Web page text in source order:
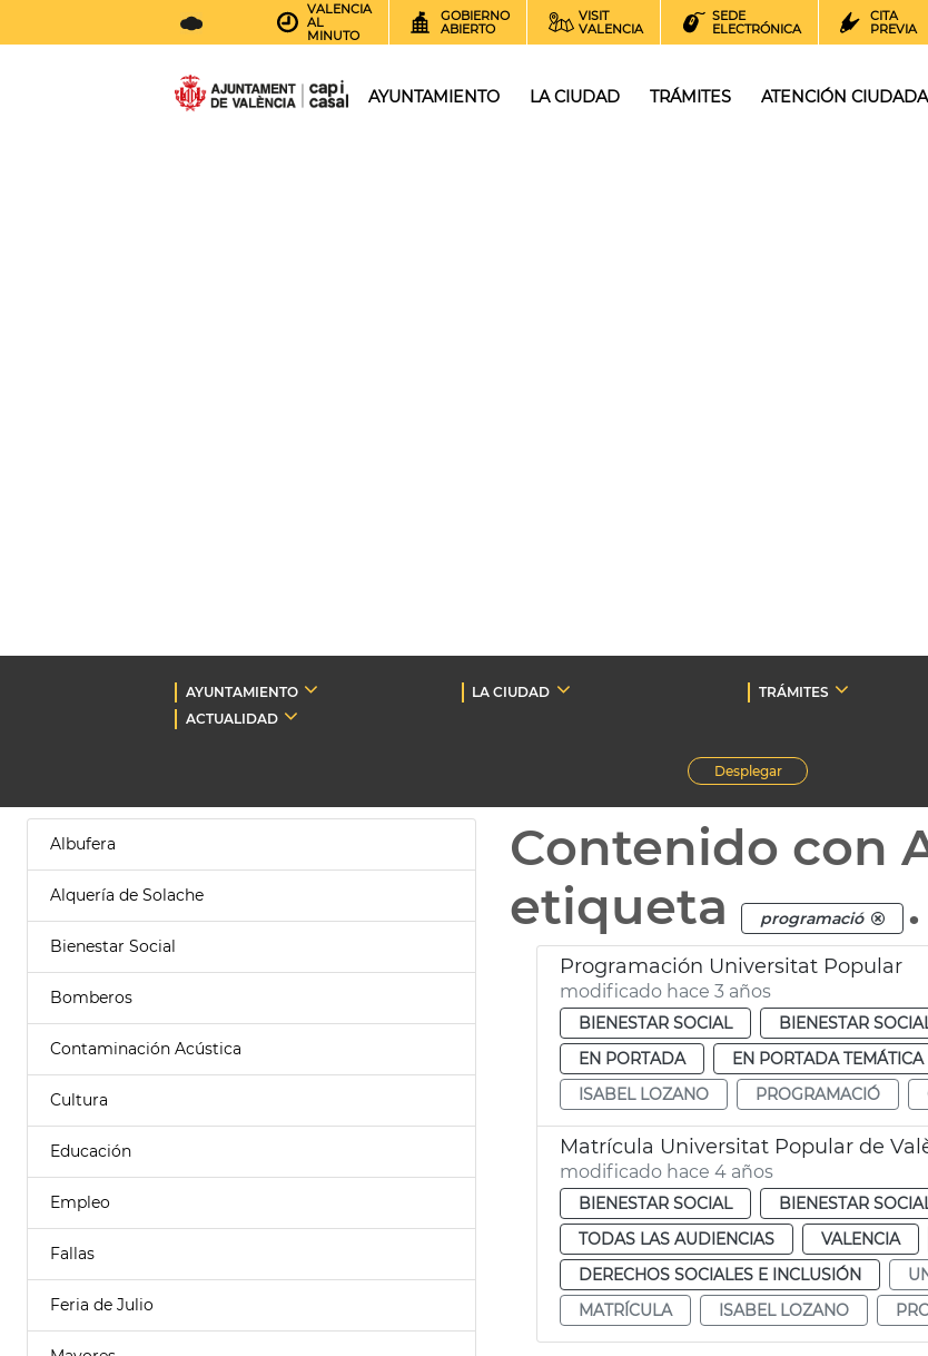
AEMET.GRADOS
VALENCIA
AL
MINUTO
GOBIERNO
ABIERTO
VISIT
VALENCIA
SEDE
ELECTRÓNICA
CITA
PREVIA
AYUNTAMIENTO LA CIUDAD TRÁMITES ATENCIÓN
AYUNTAMIENTO LA CIUDAD TRÁMITES
ACTUALIDAD
Desplegar
Albufera
Alquería de Solache
Bienestar Social
Bomberos
Contaminación Acústica
Cultura
Educación
Empleo
Fallas
Feria de Julio
Contenido con
etiqueta
programació .
Programación Universitat Popular
modificado hace 3 años
BIENESTAR SOCIAL BIENESTAR
EN PORTADA
EN PORTADA TEMÁTICA
ISABEL LOZANO
PROGRAMACIÓ
Matrícula Universitat Popular de
modificado hace 4 años
BIENESTAR SOCIAL BIENESTAR
TODAS LAS AUDIENCIAS
VALENCIA
DERECHOS SOCIALES E INCLUSIÓN
MATRÍCULA
ISABEL LOZANO